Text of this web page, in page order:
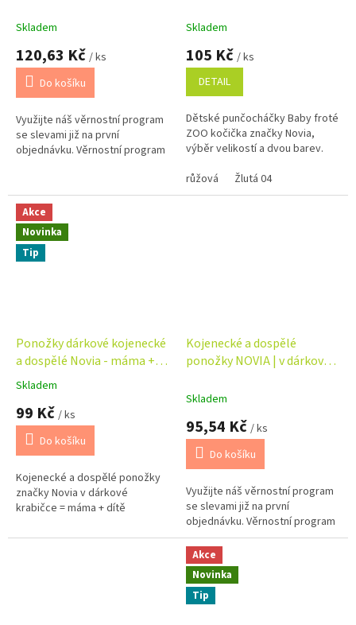
dítě
Skladem
120,63 Kč / ks
Do košíku
Využijte náš věrnostní program
se slevami již na první
objednávku. Věrnostní program
Skladem
105 Kč / ks
DETAIL
Dětské punčocháčky Baby froté
ZOO kočička značky Novia,
výběr velikostí a dvou barev.
růžová
Žlutá 04
Akce
Novinka
Tip
Ponožky dárkové kojenecké
a dospělé Novia - máma +
dítě - labuť
Průměrné
hodnocení
produktu
5,0
5
hvězdiček.
Skladem
99 Kč / ks
Do košíku
Kojenecké a dospělé ponožky
značky Novia v dárkové
krabičce = máma + dítě
Kojenecké a dospělé
ponožky NOVIA | v dárkové
Skladem
95,54 Kč / ks
Do košíku
Využijte náš věrnostní program
se slevami již na první
objednávku. Věrnostní program
Akce
Novinka
Tip